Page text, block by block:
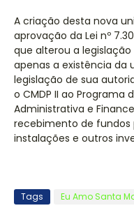
A criação desta nova
aprovação da Lei nº
que alterou a
apenas a existência da
legislação de sua
o CMDP II ao Programa
Administrativa e
recebimento de
instalações e outros
Tags Eu Amo Santa